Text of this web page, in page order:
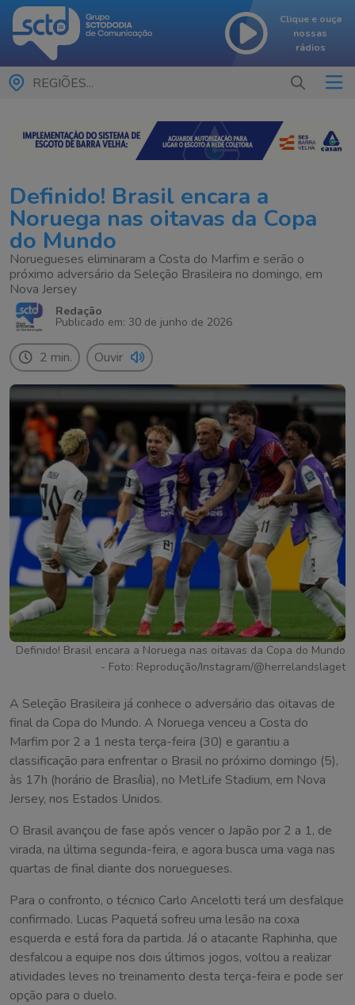
Clique e ouça
nossas
rádios
REGIÕES...
Definido! Brasil encara a
Noruega nas oitavas da Copa
do Mundo
Noruegueses eliminaram a Costa do Marfim e serão o
próximo adversário da Seleção Brasileira no domingo, em
Nova Jersey
Redação
Publicado em: 30 de junho de 2026
2 min. Ouvir
Definido! Brasil encara a Noruega nas oitavas da Copa do Mundo
- Foto: Reprodução/Instagram/@herrelandslaget
A Seleção Brasileira já conhece o adversário das oitavas de
final da Copa do Mundo. A Noruega venceu a Costa do
Marfim por 2 a 1 nesta terça-feira (30) e garantiu a
classificação para enfrentar o Brasil no próximo domingo (5),
às 17h (horário de Brasília), no MetLife Stadium, em Nova
Jersey, nos Estados Unidos.
O Brasil avançou de fase após vencer o Japão por 2 a 1, de
virada, na última segunda-feira, e agora busca uma vaga nas
quartas de final diante dos noruegueses.
Para o confronto, o técnico Carlo Ancelotti terá um desfalque
confirmado. Lucas Paquetá sofreu uma lesão na coxa
esquerda e está fora da partida. Já o atacante Raphinha, que
desfalcou a equipe nos dois últimos jogos, voltou a realizar
atividades leves no treinamento desta terça-feira e pode ser
opção para o duelo.